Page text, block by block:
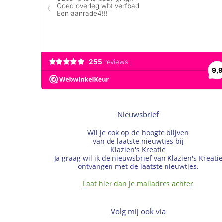
Nieuwsbrief
Wil je ook op de hoogte blijven
van de laatste nieuwtjes bij
Klazien's Kreatie
Ja graag wil ik de nieuwsbrief van Klazien's Kreatie
ontvangen met de laatste nieuwtjes.
Laat hier dan je mailadres achter
Volg mij ook via